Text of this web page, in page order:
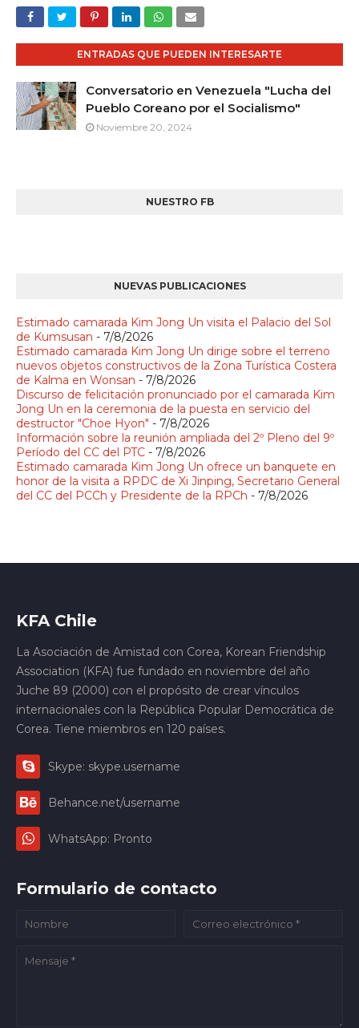
ENTRADAS QUE PUEDEN INTERESARTE
Conversatorio en Venezuela "Lucha del
Pueblo Coreano por el Socialismo"
Noviembre 20, 2024
NUESTRO FB
NUEVAS PUBLICACIONES
Estimado camarada Kim Jong Un visita el Palacio del Sol
de Kumsusan - 7/8/2026
Estimado camarada Kim Jong Un dirige sobre el terreno
nuevos objetos constructivos de la Zona Turística Costera
de Kalma en Wonsan - 7/8/2026
Discurso de felicitación pronunciado por el camarada Kim
Jong Un en la ceremonia de la puesta en servicio del
destructor "Choe Hyon" - 7/8/2026
Información sobre la reunión ampliada del 2º Pleno del 9º
Período del CC del PTC - 7/8/2026
Estimado camarada Kim Jong Un ofrece un banquete en
honor de la visita a RPDC de Xi Jinping, Secretario General
del CC del PCCh y Presidente de la RPCh - 7/8/2026
KFA Chile
La Asociación de Amistad con Corea, Korean Friendship
Association (KFA) fue fundado en noviembre del año
Juche 89 (2000) con el propósito de crear vínculos
internacionales con la República Popular Democrática de
Corea. Tiene miembros en 120 países.
Skype: skype.username
Behance.net/username
WhatsApp: Pronto
Formulario de contacto